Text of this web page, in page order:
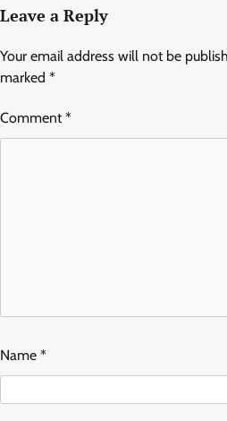
Leave a Reply
Your email address will not be
marked *
Comment*
Name *